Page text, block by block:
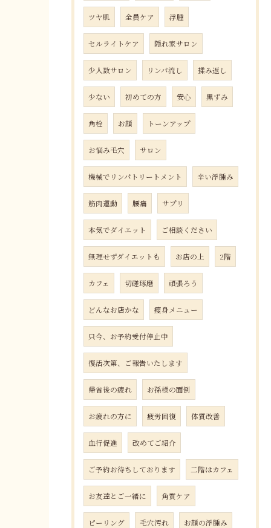
ツヤ肌 全員ケア 浮腫
セルライトケア 隠れ家サロン
少人数サロン リンパ流し 揉み返し
少ない 初めての方 安心 黒ずみ
角栓 お顔 トーンアップ
お悩み毛穴 サロン
機械でリンパトリートメント 辛い浮腫み
筋肉運動 腰痛 サプリ
本気でダイエット ご相談ください
無理せずダイエットも お店の上 2階
カフェ 切磋琢磨 頑張ろう
どんなお店かな 瘦身メニュー
只今、お予約受付停止中
復活次第、ご報告いたします
帰省後の疲れ お孫様の面倒
お疲れの方に 疲労回復 体質改善
血行促進 改めてご紹介
ご予約お待ちしております 二階はカフェ
お友達とご一緒に 角質ケア
ピーリング 毛穴汚れ お顔の浮腫み